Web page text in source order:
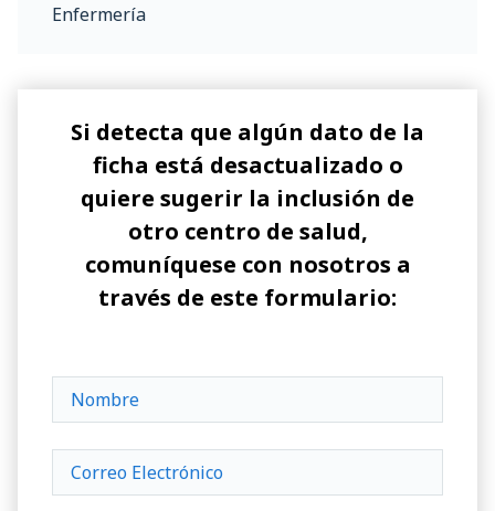
Enfermería
Si detecta que algún dato de la
ficha está desactualizado o
quiere sugerir la inclusión de
otro centro de salud,
comuníquese con nosotros a
través de este formulario: